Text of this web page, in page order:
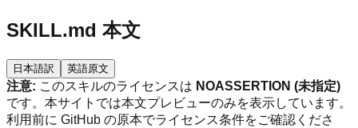
SKILL.md 本文
日本語訳 英語原文
注意: このスキルのライセンスは NOASSERTION (未指定)
です。本サイトでは本文プレビューのみを表示しています。
利用前に GitHub の原本でライセンス条件をご確認くださ